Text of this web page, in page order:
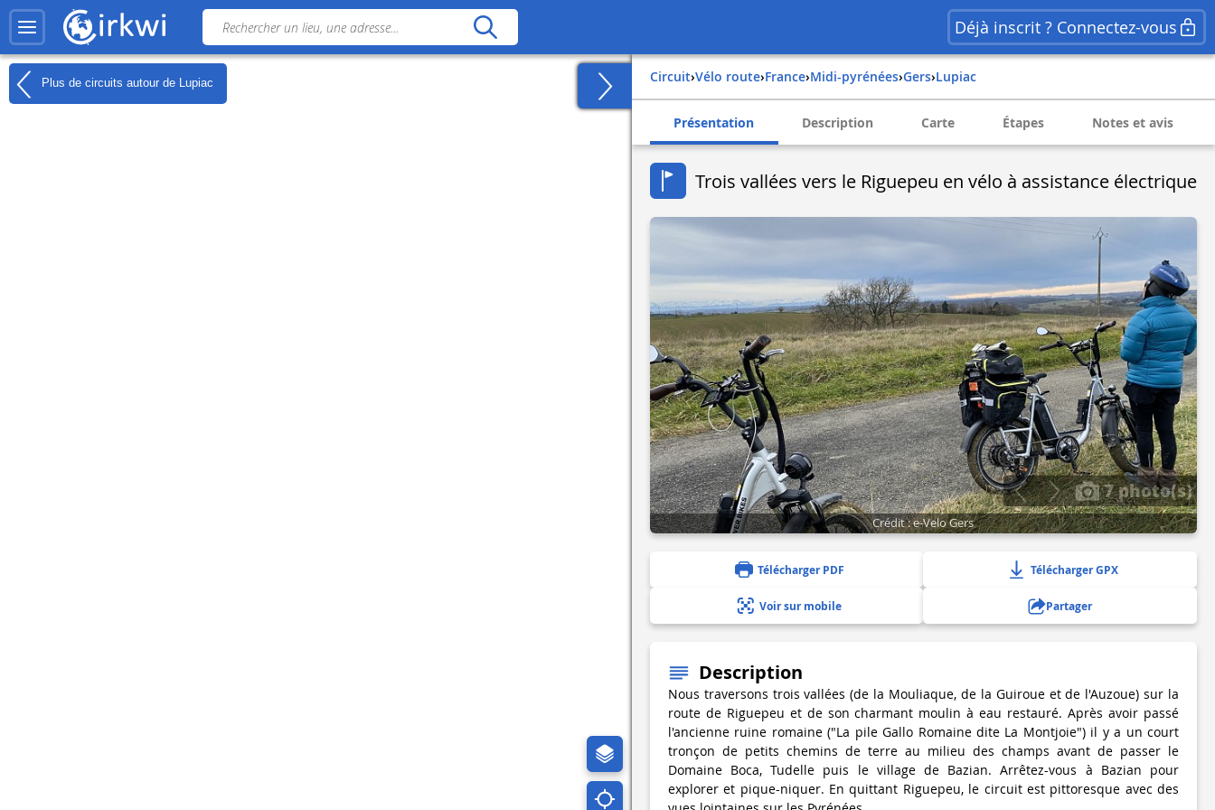
Déjà inscrit ? Connectez-vous
Plus de circuits autour de Lupiac Circuit› Vélo route› france› midi-pyrénées› gers› lupiac
Présentation Description Carte Étapes Notes et avis
Trois vallées vers le Riguepeu en vélo à assistance électrique
7 photo(s)
Crédit : e-Velo Gers
Télécharger PDF Télécharger GPX
Voir sur mobile Partager
Description
Nous traversons trois vallées (de la Mouliaque, de la Guiroue et de l'Auzoue) sur la
route de Riguepeu et de son charmant moulin à eau restauré. Après avoir passé
l'ancienne ruine romaine ("La pile Gallo Romaine dite La Montjoie") il y a un court
tronçon de petits chemins de terre au milieu des champs avant de passer le
Domaine Boca, Tudelle puis le village de Bazian. Arrêtez-vous à Bazian pour
explorer et pique-niquer. En quittant Riguepeu, le circuit est pittoresque avec des